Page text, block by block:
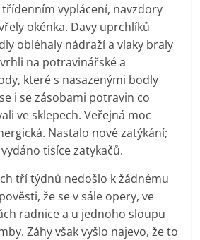
vyplácení, navzdory
okénka. Davy uprchlíků
obléhaly nádraží a vlaky braly
na potravinářské a
které s nasazenými bodly
i se zásobami potravin co
ve sklepech. Veřejná moc
Nastalo nové zatýkání;
tisíce zatykačů.
tří týdnů nedošlo k žádnému
že se v sále opery, ve
radnice a u jednoho sloupu
Záhy však vyšlo najevo, že to